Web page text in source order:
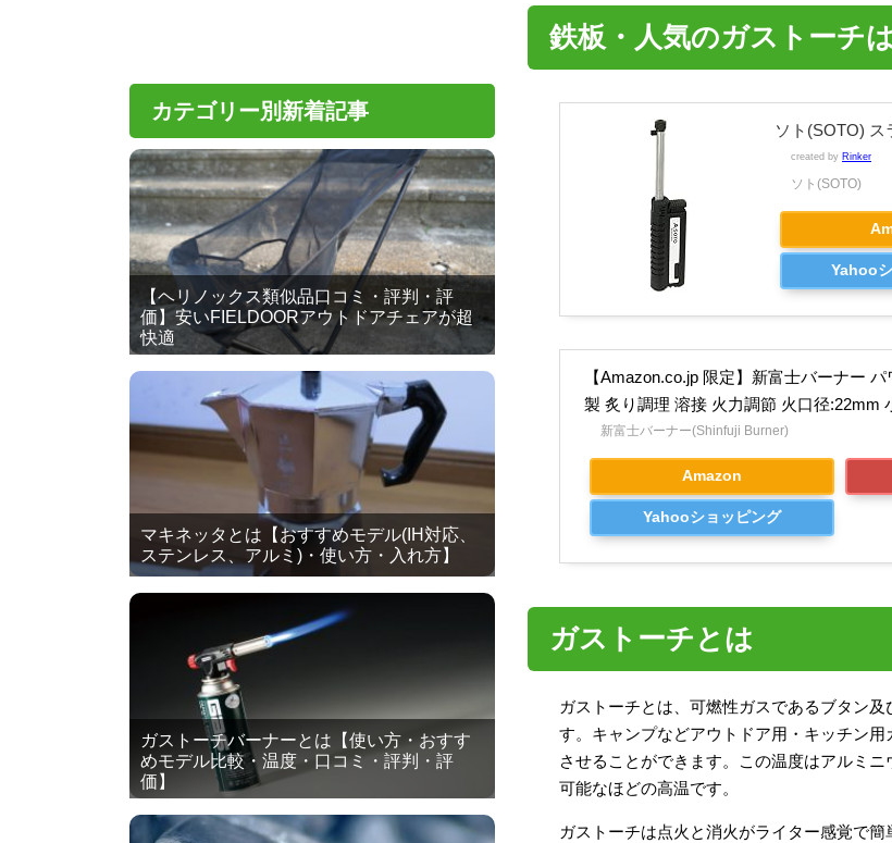
鉄板・人気のガストーチ
ソト(SOTO) ス
created by Rinker
ソト(SOTO)
Yahoo
【Amazon.co.jp 限定】新富士バーナー
製 炙り調理 溶接 火力調節 火口径:22mm
新富士バーナー(Shinfuji Burner)
Amazon
Yahooショッピング
ガストーチとは
ガストーチとは、可燃性ガスであるブタン
す。キャンプなどアウトドア用・キッチン
させることができます。この温度はアルミ
可能なほどの高温です。
ガストーチは点火と消火がライター感覚で
カテゴリー別新着記事
【ヘリノックス類似品口コミ・評判・評
価】安いFIELDOORアウトドアチェアが超
快適
マキネッタとは【おすすめモデル(IH対応、
ステンレス、アルミ)・使い方・入れ方】
ガストーチバーナーとは【使い方・おすす
めモデル比較・温度・口コミ・評判・評
価】